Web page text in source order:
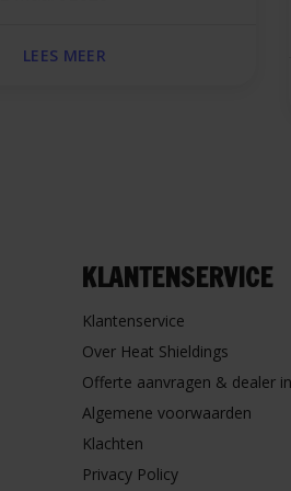
LEES MEER
KLANTENSERVICE
Klantenservice
Over Heat Shieldings
Offerte aanvragen & dealer
Algemene voorwaarden
Klachten
Privacy Policy